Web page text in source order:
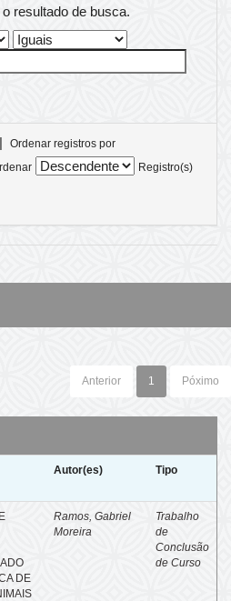
resultado de busca.
|
Ordenar registros por
Registro(s)
Anterior 1 Póximo
Autor(es) Tipo
DE
Ramos, Gabriel
Moreira
Trabalho
de
Conclusão
de Curso